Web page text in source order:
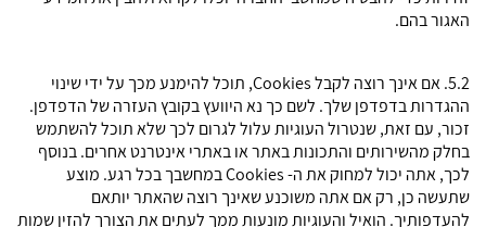
האגור בהם.
5.2. אם אינך רוצה לקבל Cookies, תוכל להימנע מכך על ידי שינוי
ההגדרות בדפדפן שלך. לשם כך נא היוועץ בקובץ העזרה של הדפדפן.
זכור, עם זאת, שנטרול העוגיות עלול לגרום לכך שלא תוכל להשתמש
בחלק מהשירותים והתכונות באתר או באתרי אינטרנט אחרים. בנוסף
לכך, אתה יכול למחוק את ה- Cookies במחשבך בכל רגע. מוצע
שתעשה כן, רק אם אתה משוכנע שאינך רוצה שהאתר יותאם
להעדפותיך. הואיל והעוגיות מונעות ממך לעתים את הצורך להזין שמות